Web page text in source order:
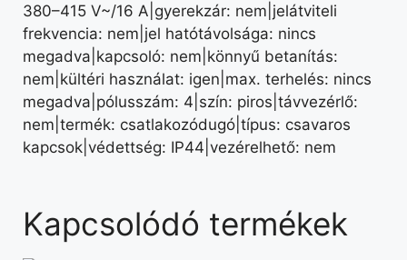
380–415 V~/16 A|gyerekzár: nem|jelátviteli
frekvencia: nem|jel hatótávolsága: nincs
megadva|kapcsoló: nem|könnyű betanítás:
nem|kültéri használat: igen|max. terhelés: nincs
megadva|pólusszám: 4|szín: piros|távvezérlő:
nem|termék: csatlakozódugó|típus: csavaros
kapcsok|védettség: IP44|vezérelhető: nem
Kapcsolódó termékek